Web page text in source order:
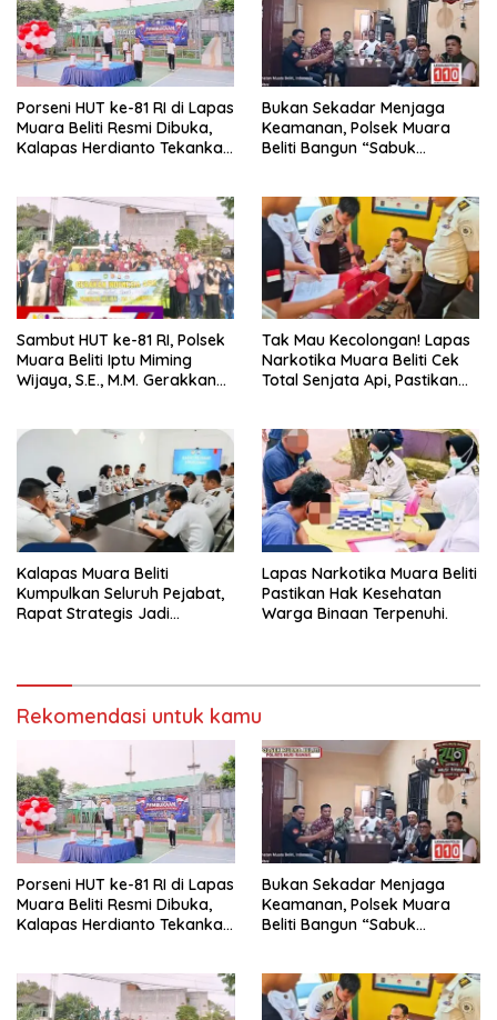
Porseni HUT ke-81 RI di Lapas
Muara Beliti Resmi Dibuka,
Kalapas Herdianto Tekankan
Bukan Sekadar Menjaga
Keamanan, Polsek Muara
Beliti Bangun “Sabuk
Sambut HUT ke-81 RI, Polsek
Muara Beliti Iptu Miming
Wijaya, S.E., M.M. Gerakkan
Tak Mau Kecolongan! Lapas
Narkotika Muara Beliti Cek
Total Senjata Api, Pastikan
Kalapas Muara Beliti
Kumpulkan Seluruh Pejabat,
Rapat Strategis Jadi
Lapas Narkotika Muara Beliti
Pastikan Hak Kesehatan
Warga Binaan Terpenuhi.
Rekomendasi untuk kamu
Porseni HUT ke-81 RI di Lapas
Muara Beliti Resmi Dibuka,
Kalapas Herdianto Tekankan
Bukan Sekadar Menjaga
Keamanan, Polsek Muara
Beliti Bangun “Sabuk